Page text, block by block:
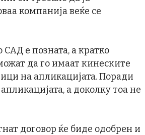
компанија веќе се
е позната, а кратко
да го имаат кинеските
на апликацијата. Поради
а доколку тоа не
договор ќе биде одобрен и